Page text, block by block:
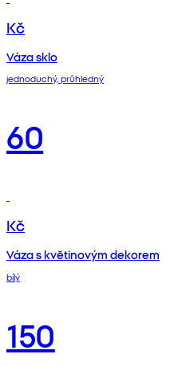
Kč
Váza sklo
jednoduchý, průhledný
60
Kč
Váza s květinovým dekorem
bílý
150